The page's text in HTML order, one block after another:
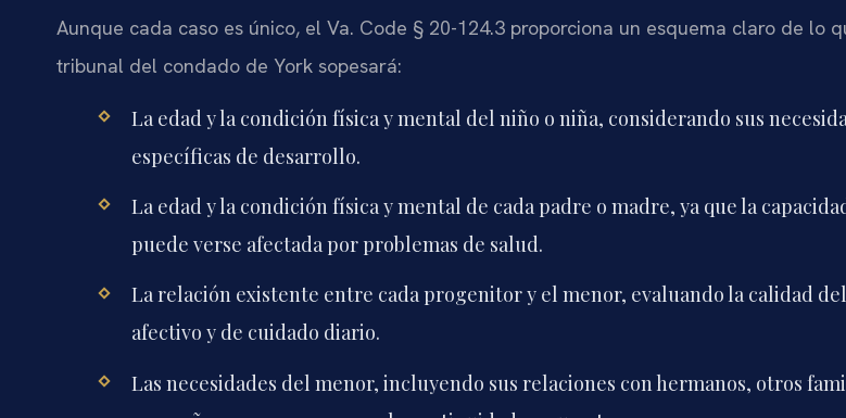
Aunque cada caso es único, el Va. Code § 20-124.3 proporciona un esquema claro de lo
tribunal del condado de York sopesará:
La edad y la condición física y mental del niño o niña, considerando sus
específicas de desarrollo.
La edad y la condición física y mental de cada padre o madre, ya que la
puede verse afectada por problemas de salud.
La relación existente entre cada progenitor y el menor, evaluando la calidad
afectivo y de cuidado diario.
Las necesidades del menor, incluyendo sus relaciones con hermanos, otros